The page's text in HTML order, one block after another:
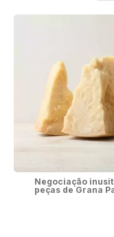
Negociação
peças de Grana